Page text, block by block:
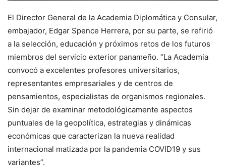
El Director General de la Academia Diplomática y Consular,
embajador, Edgar Spence Herrera, por su parte, se refirió
a la selección, educación y próximos retos de los futuros
miembros del servicio exterior panameño. “La Academia
convocó a excelentes profesores universitarios,
representantes empresariales y de centros de
pensamientos, especialistas de organismos regionales.
Sin dejar de examinar metodológicamente aspectos
puntuales de la geopolítica, estrategias y dinámicas
económicas que caracterizan la nueva realidad
internacional matizada por la pandemia COVID19 y sus
variantes”.